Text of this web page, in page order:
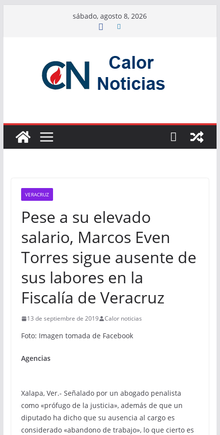
sábado, agosto 8, 2026
VERACRUZ
Pese a su elevado
salario, Marcos Even
Torres sigue ausente de
sus labores en la
Fiscalía de Veracruz
13 de septiembre de 2019 Calor noticias
Foto: Imagen tomada de Facebook
Agencias
Xalapa, Ver.- Señalado por un abogado penalista
como «prófugo de la justicia», además de que un
diputado ha dicho que su ausencia al cargo es
considerado «abandono de trabajo», lo que cierto es